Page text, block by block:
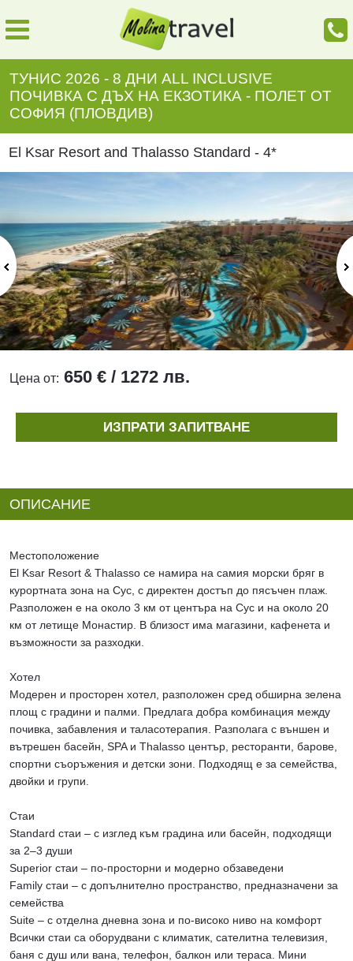
ТУНИС 2026 - 8 ДНИ ALL INCLUSIVE
ПОЧИВКА С ДЪХ НА ЕКЗОТИКА - ПОЛЕТ ОТ
СОФИЯ (ПЛОВДИВ)
El Ksar Resort and Thalasso Standard - 4*
Цена от: 650 € / 1272 лв.
ИЗПРАТИ ЗАПИТВАНЕ
ОПИСАНИЕ
Местоположение
El Ksar Resort & Thalasso се намира на самия морски бряг в
курортната зона на Сус, с директен достъп до пясъчен плаж.
Разположен е на около 3 км от центъра на Сус и на около 20
км от летище Монастир. В близост има магазини, кафенета и
възможности за разходки.
Хотел
Модерен и просторен хотел, разположен сред обширна зелена
площ с градини и палми. Предлага добра комбинация между
почивка, забавления и таласотерапия. Разполага с външен и
вътрешен басейн, SPA и Thalasso център, ресторанти, барове,
спортни съоръжения и детски зони. Подходящ е за семейства,
двойки и групи.
Стаи
Standard стаи – с изглед към градина или басейн, подходящи
за 2–3 души
Superior стаи – по-просторни и модерно обзаведени
Family стаи – с допълнително пространство, предназначени за
семейства
Suite – с отделна дневна зона и по-високо ниво на комфорт
Всички стаи са оборудвани с климатик, сателитна телевизия,
баня с душ или вана, телефон, балкон или тераса. Мини